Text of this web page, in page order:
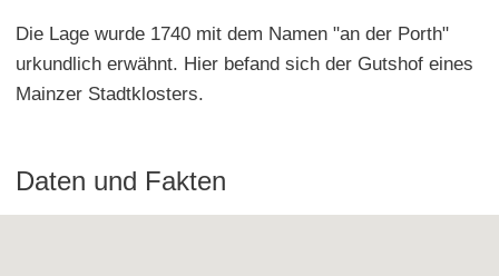
Leichte SpracheUnterkünfteErlebnisse buchen
Die Lage wurde 1740 mit dem Namen "an der Porth"
urkundlich erwähnt. Hier befand sich der Gutshof eines
Mainzer Stadtklosters.
Daten und Fakten